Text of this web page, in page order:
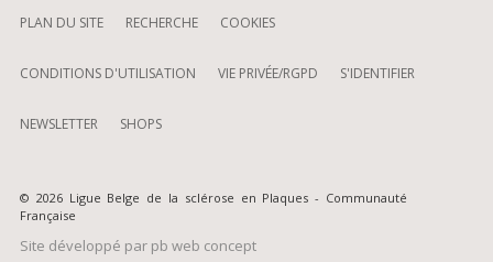
PLAN DU SITE RECHERCHE COOKIES
CONDITIONS D'UTILISATION VIE PRIVÉE/RGPD S'IDENTIFIER
NEWSLETTER SHOPS
© 2026 Ligue Belge de la sclérose en Plaques - Communauté
Française
Site développé par pb web concept